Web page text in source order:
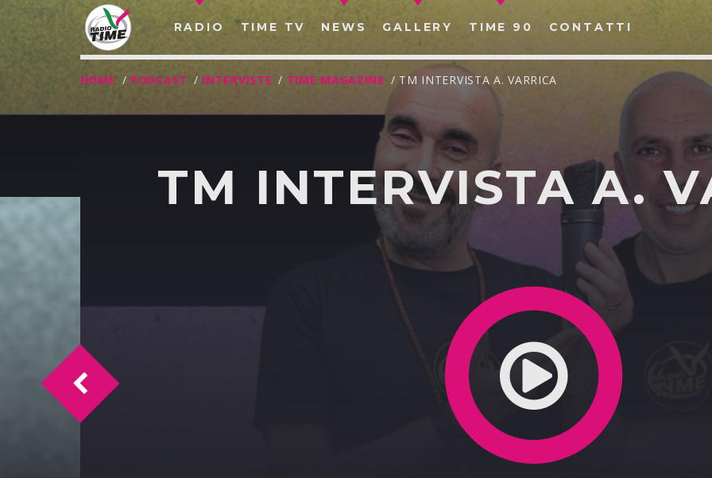
RADIO TIME TV NEWS GALLERY TIME 90 CONTATTI
CERCA NEL SITO WEB:
HOME / PODCAST / INTERVISTE / TIME MAGAZINE / TM INTERVISTA A. VARRICA
TM INTERVISTA A.
T.I. Intervista Random